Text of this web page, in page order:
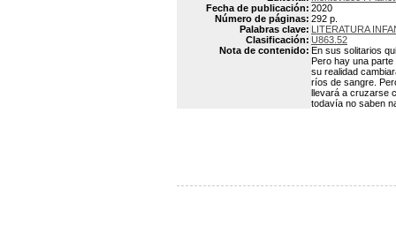
Fecha de publicación: 2020
Número de páginas: 292 p.
Palabras clave: LITERATURA
Clasificación: U863.52
Nota de contenido: En sus solitarios
Pero hay una
su realidad
ríos de sangre.
llevará a cruzarse
todavía no saben